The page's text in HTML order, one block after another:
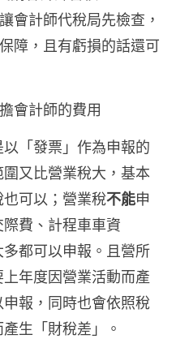
會計師代稅局先檢查，
障，且有虧損的話還可
會計師的費用
「發票」作為申報的
又比營業稅大，基本
也可以；營業稅不能申
費、計程車車資
都可以申報。且營所
年度因營業活動而產
報，同時也會依照稅
生「財稅差」。